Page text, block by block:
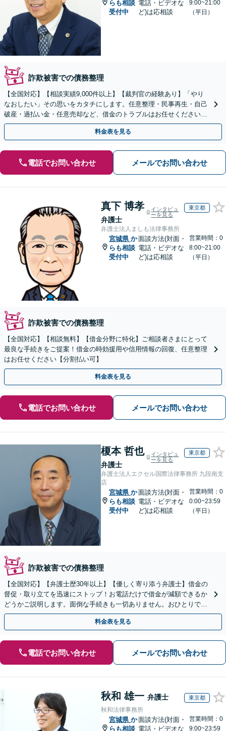
らも相談
受付中
電話・ビデオな
ど)は応相談
9:00~21:00
（平日）
詐欺被害での債務整理
【全国対応】【相談実績9,000件以上】【裁判官の経験あり】「やり
なおしたい」その思いをカタチにします。任意整理・民事再生・自己
破産・過払い金・任意売却など、借金のトラブルはお任せください。
【初回相談無料】【全国対応可能】
料金表を見る
電話でお問い合わせ メールでお問い合わせ
真下 博孝
弁護士
インタビュ
ーを見る
東京都
弁護士法人ましも法律事務所
宮城県 か
らも相談
受付中
面談方法(対面・
電話・ビデオな
ど)は応相談
営業時間：0
8:00~21:00
（平日）
詐欺被害での債務整理
【全国対応】【相談無料】【借金分野に特化】ご相談者さまにとって
最良な手続きをご提案！借金の時効援用や信用情報の回復、任意整理
はお任せください【分割払い可】
料金表を見る
電話でお問い合わせ メールでお問い合わせ
榎本 哲也
弁護士
インタビュ
ーを見る
東京都
弁護士法人エクセル国際法律事務所 九段南支
店
宮城県 か
らも相談
受付中
面談方法(対面・
電話・ビデオな
ど)は応相談
営業時間：0
0:00~23:59
（平日）
詐欺被害での債務整理
【全国対応】【弁護士歴30年以上】【優しく寄り添う弁護士】借金の
督促・取り立てを迅速にストップ！お電話だけで借金が減額できるか
どうかご説明します。面倒な手続きも一切ありません。おひとりで悩
まず、お気軽にご相談ください。【電話相談可】
料金表を見る
電話でお問い合わせ メールでお問い合わせ
秋和 雄一 弁護士 東京都
秋和法律事務所
宮城県 か
らも相談
面談方法(対面・
電話・ビデオな
営業時間：0
9:00~23:59